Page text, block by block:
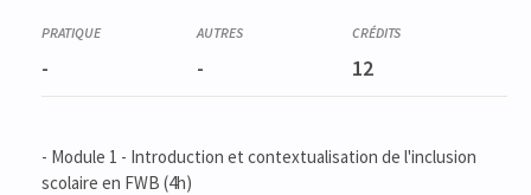
- - 12
- Module 1 - Introduction et contextualisation de l'inclusion
scolaire en FWB (4h)